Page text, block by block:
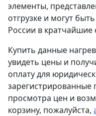
элементы,
отгрузке и могут
России в кратчайшие
Купить данные
увидеть цены и
оплату для
зарегистрированные
просмотра цен и
корзину, пожалуйста,